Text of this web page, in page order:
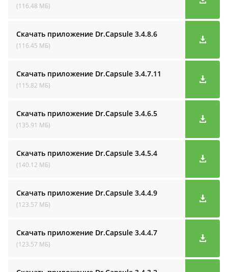
(116.48 МБ)
Скачать приложение Dr.Capsule 3.4.8.6
(116.45 МБ)
Скачать приложение Dr.Capsule 3.4.7.11
(115.82 МБ)
Скачать приложение Dr.Capsule 3.4.6.5
(135.91 МБ)
Скачать приложение Dr.Capsule 3.4.5.4
(140.12 МБ)
Скачать приложение Dr.Capsule 3.4.4.9
(123.57 МБ)
Скачать приложение Dr.Capsule 3.4.4.7
(123.57 МБ)